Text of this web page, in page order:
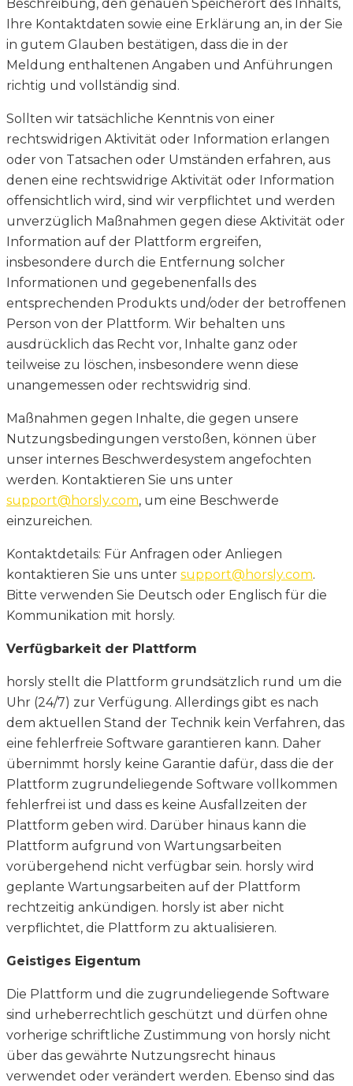
Beschreibung, den genauen Speicherort des Inhalts,
Ihre Kontaktdaten sowie eine Erklärung an, in der Sie
in gutem Glauben bestätigen, dass die in der
Meldung enthaltenen Angaben und Anführungen
richtig und vollständig sind.
Sollten wir tatsächliche Kenntnis von einer
rechtswidrigen Aktivität oder Information erlangen
oder von Tatsachen oder Umständen erfahren, aus
denen eine rechtswidrige Aktivität oder Information
offensichtlich wird, sind wir verpflichtet und werden
unverzüglich Maßnahmen gegen diese Aktivität oder
Information auf der Plattform ergreifen,
insbesondere durch die Entfernung solcher
Informationen und gegebenenfalls des
entsprechenden Produkts und/oder der betroffenen
Person von der Plattform. Wir behalten uns
ausdrücklich das Recht vor, Inhalte ganz oder
teilweise zu löschen, insbesondere wenn diese
unangemessen oder rechtswidrig sind.
Maßnahmen gegen Inhalte, die gegen unsere
Nutzungsbedingungen verstoßen, können über
unser internes Beschwerdesystem angefochten
werden. Kontaktieren Sie uns unter
support@horsly.com, um eine Beschwerde
einzureichen.
Kontaktdetails: Für Anfragen oder Anliegen
kontaktieren Sie uns unter support@horsly.com.
Bitte verwenden Sie Deutsch oder Englisch für die
Kommunikation mit horsly.
Verfügbarkeit der Plattform
horsly stellt die Plattform grundsätzlich rund um die
Uhr (24/7) zur Verfügung. Allerdings gibt es nach
dem aktuellen Stand der Technik kein Verfahren, das
eine fehlerfreie Software garantieren kann. Daher
übernimmt horsly keine Garantie dafür, dass die der
Plattform zugrundeliegende Software vollkommen
fehlerfrei ist und dass es keine Ausfallzeiten der
Plattform geben wird. Darüber hinaus kann die
Plattform aufgrund von Wartungsarbeiten
vorübergehend nicht verfügbar sein. horsly wird
geplante Wartungsarbeiten auf der Plattform
rechtzeitig ankündigen. horsly ist aber nicht
verpflichtet, die Plattform zu aktualisieren.
Geistiges Eigentum
Die Plattform und die zugrundeliegende Software
sind urheberrechtlich geschützt und dürfen ohne
vorherige schriftliche Zustimmung von horsly nicht
über das gewährte Nutzungsrecht hinaus
verwendet oder verändert werden. Ebenso sind das